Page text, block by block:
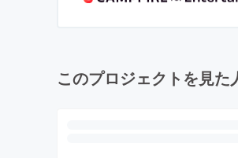
このプロジェクトを見